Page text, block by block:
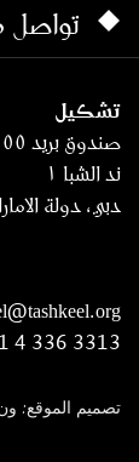
تواصل
تشكيل
صندوق بريد ١٢٢٢٥٥
ند الشبا ١
دبي، دولة
4 336 3313
تصميم الموقع: